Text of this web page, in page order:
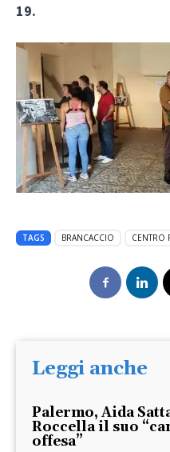
19.
TAGS BRANCACCIO CENTRO
Leggi anche
Palermo, Aida
Roccella il suo
offesa”